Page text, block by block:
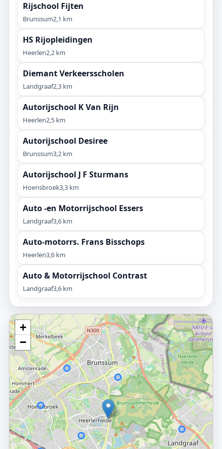
Rijschool Fijten
Brunssum2,1 km
HS Rijopleidingen
Heerlen2,2 km
Diemant Verkeersscholen
Landgraaf2,3 km
Autorijschool K Van Rijn
Heerlen2,5 km
Autorijschool Desiree
Brunssum3,2 km
Autorijschool J F Sturmans
Hoensbroek3,3 km
Auto -en Motorrijschool Essers
Landgraaf3,6 km
Auto-motorrs. Frans Bisschops
Heerlen3,6 km
Auto & Motorrijschool Contrast
Landgraaf3,6 km
+
−